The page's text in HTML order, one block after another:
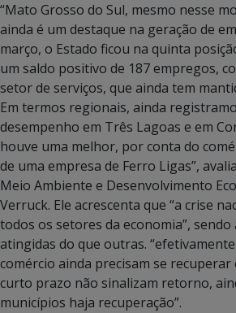
“Mato Grosso do Sul, mesmo nesse
ainda é um destaque na geração de
março, o Estado ficou na quinta
um saldo positivo de 187 empregos,
setor de serviços, que ainda tem
Em termos regionais, ainda
desempenho em Três Lagoas e em
houve uma melhor, por conta do
de uma empresa de Ferro Ligas”,
Meio Ambiente e Desenvolvimento
Verruck. Ele acrescenta que “a crise
todos os setores da economia”,
atingidas do que outras.
comércio ainda precisam se recuperar
curto prazo não sinalizam retorno,
municípios haja recuperação”.